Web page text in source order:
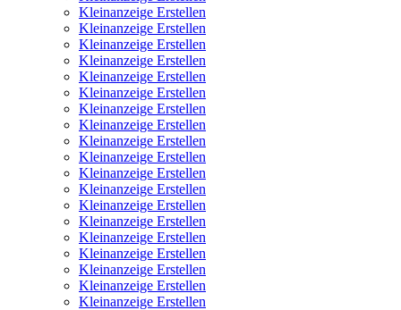
Kleinanzeige Erstellen
Kleinanzeige Erstellen
Kleinanzeige Erstellen
Kleinanzeige Erstellen
Kleinanzeige Erstellen
Kleinanzeige Erstellen
Kleinanzeige Erstellen
Kleinanzeige Erstellen
Kleinanzeige Erstellen
Kleinanzeige Erstellen
Kleinanzeige Erstellen
Kleinanzeige Erstellen
Kleinanzeige Erstellen
Kleinanzeige Erstellen
Kleinanzeige Erstellen
Kleinanzeige Erstellen
Kleinanzeige Erstellen
Kleinanzeige Erstellen
Kleinanzeige Erstellen